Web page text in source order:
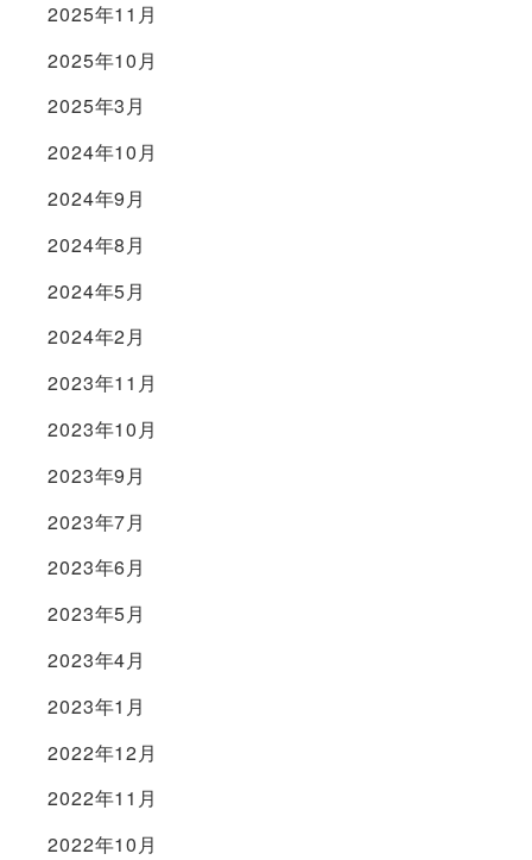
2025年11月
2025年10月
2025年3月
2024年10月
2024年9月
2024年8月
2024年5月
2024年2月
2023年11月
2023年10月
2023年9月
2023年7月
2023年6月
2023年5月
2023年4月
2023年1月
2022年12月
2022年11月
2022年10月